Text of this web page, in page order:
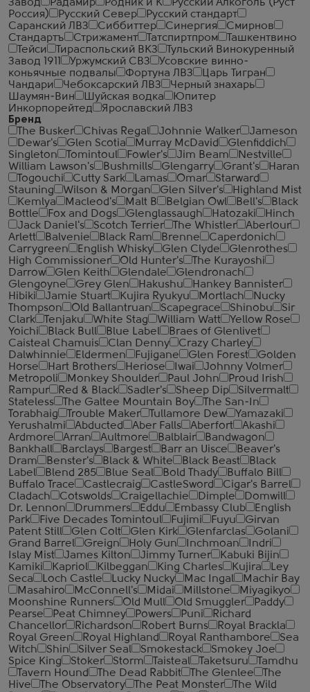
Завод
Радамир Родник и К
Русский Алкоголь (Руст
Россия)
Русский Север
Русский стандарт
Саранский ЛВЗ
Сиббиттер Синергия
Смирнов
Стандартъ
Стрижамент Татспиртпром
Ташкентвино
Тейси
Тираспольский ВКЗ
Тульский Винокуренный
Завод 1911
Уржумский СВЗ
Усовские винно-
коньячные подвалы
Фортуна ЛВЗ
Царь Тигран
Чандари
Чебоксарский ЛВЗ
Черный знахарь
Шаумян-Вин
Шуйская водка
Юпитер
Инкорпорейтед
Ярославский ЛВЗ
Бренд
The Busker
Chivas Regal Johnnie Walker
Jameson
Dewar's
Glen Scotia Murray McDavid
Glenfiddich
Singleton
Tomintoul Fowler's Jim Beam
Nestville
William Lawson's
Bushmills Glengarry Grant's
Haran
Togouchi
Cutty Sark Lamas Omar
Starward
Stauning
Wilson & Morgan Glen Silver's
Highland Mist
Kemlya
Macleod's Malt B Belgian Owl Bell's
Black
Bottle
Fox and Dogs Glenglassaugh Hatozaki
Hinch
Jack Daniel's
Scotch Terrier The Whistler
Aberlour
Arlett
Balvenie Black Ram Brenne
Caperdonich
Carrygreen
English Whisky Glen Clyde
Glenrothes
High Commissioner
Old Hunter's
The Kurayoshi
Darrow
Glen Keith Glendale
Glendronach
Glengoyne
Grey Glen Hakushu
Hankey Bannister
Hibiki
Jamie Stuart Kujira Ryukyu Mortlach
Nucky
Thompson
Old Ballantruan Scapegrace Shinobu
Sir
Clark
Tenjaku White Stag William Watt
Yellow Rose
Yoichi
Black Bull Blue Label
Braes of Glenlivet
Caisteal Chamuis
Clan Denny
Crazy Charley
Dalwhinnie
Eldermen Fujigane Glen Forest
Golden
Horse
Hart Brothers Heriose Iwai
Johnny Volmer
Metropoli
Monkey Shoulder Paul John
Proud Irish
Rampur
Red & Black Sadler's Sheep Dip
Silvermalt
Stateless
The Galtee Mountain Boy
The San-In
Torabhaig
Trouble Maker Tullamore Dew
Yamazaki
Yerushalmi
Abducted Aber Falls Aberfort
Akashi
Ardmore
Arran Aultmore Balblair
Bandwagon
Bankhall
Barclays Bargest Barr an Uisce
Beaver's
Dram
Benster's Black & White Black Beast
Black
Label
Blend 285 Blue Seal Bold Thady
Buffalo Bill
Buffalo Trace
Castlecraig CastleSword
Cigar's Barrel
Cladach
Cotswolds Craigellachie Dimple
Domwill
Dr. Lennon
Drummers Eddu Embassy Club
English
Park
Five Decades Tomintoul Fujimi Fuyu
Girvan
Patent Still
Glen Colt Glen Kirk Glenfarclas
Golani
Grand Barrel
Greign Holy Gun Inchmoan
Indri
Islay Mist
James Kilton Jimmy Turner
Kabuki Bijin
Kamiki
Kapriol Kilbeggan King Charles Kujira
Ley
Seca
Loch Castle Lucky Nucky Mac Ingal
Machir Bay
Masahiro
McConnell's Midai Millstone
Miyagikyo
Moonshine Runners
Old Mull Old Smuggler
Paddy
Pearse
Peat Chimney Powers Puni
Richard
Chancellor
Richardson Robert Burns
Royal Brackla
Royal Green
Royal Highland Royal Ranthambore
Sea
Witch
Shin Silver Seal Smokestack
Smokey Joe
Spice King
Stoker Storm Taisteal Taketsuru
Tamdhu
Tavern Hound
The Dead Rabbit The Glenlee
The
Hive
The Observatory The Peat Monster
The Wild